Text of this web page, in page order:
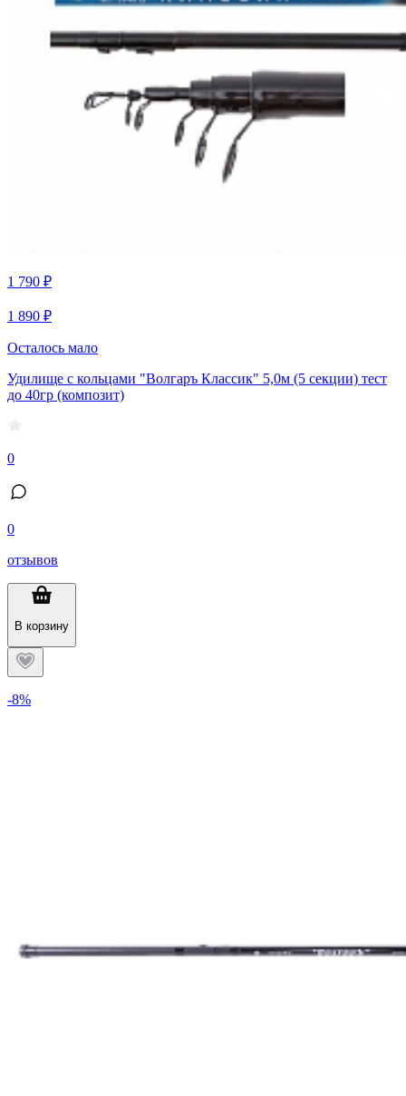
1 790 ₽
1 890 ₽
Осталось мало
Удилище с кольцами "Волгаръ Классик" 5,0м (5 секции) тест
до 40гр (композит)
0
0
отзывов
В корзину
-8%